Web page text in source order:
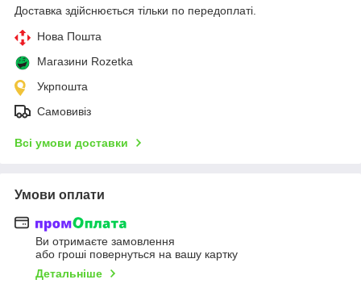
Доставка здійснюється тільки по передоплаті.
Нова Пошта
Магазини Rozetka
Укрпошта
Самовивіз
Всі умови доставки
Умови оплати
Ви отримаєте замовлення
або гроші повернуться на вашу картку
Детальніше